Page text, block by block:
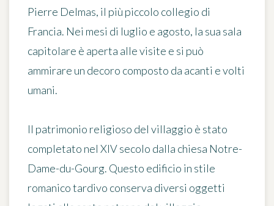
Pierre Delmas, il più piccolo collegio di
Francia. Nei mesi di luglio e agosto, la sua sala
capitolare è aperta alle visite e si può
ammirare un decoro composto da acanti e volti
umani.
Il patrimonio religioso del villaggio è stato
completato nel XIV secolo dalla chiesa Notre-
Dame-du-Gourg. Questo edificio in stile
romanico tardivo conserva diversi oggetti